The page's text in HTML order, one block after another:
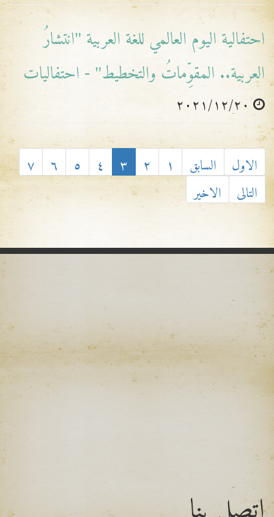
احتفالية اليوم العالمي للغة العربية "انتشارُ
العربية.. المقوِّماتُ والتخطيط" - احتفاليات
٢٠٢١/١٢/٢٠
الاول السابق ١ ٢ ٣ ٤ ٥ ٦ ٧
التالى الاخير
اتصل بنا